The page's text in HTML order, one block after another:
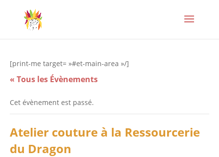
[print-me target= »#et-main-area »/]
« Tous les Évènements
Cet évènement est passé.
Atelier couture à la Ressourcerie
du Dragon